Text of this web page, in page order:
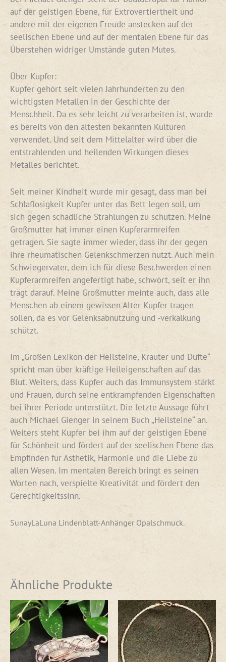
auf der geistigen Ebene, für Extrovertiertheit und
andere mit der eigenen Freude anstecken auf der
seelischen Ebene und auf der mentalen Ebene für das
Überstehen widriger Umstände guten Mutes.
Über Kupfer:
Kupfer gehört seit vielen Jahrhunderten zu den
wichtigsten Metallen in der Geschichte der
Menschheit. Da es sehr leicht zu verarbeiten ist, wurde
es bereits von den ältesten bekannten Kulturen
verwendet. Und seit dem Mittelalter wird über die
entstrahlenden und heilenden Wirkungen dieses
Metalles berichtet.
Seit meiner Kindheit wurde mir gesagt, dass man bei
Schlaflosigkeit Kupfer unter das Bett legen soll, um
sich gegen schädliche Strahlungen zu schützen. Meine
Großmutter hat immer einen Kupferarmreifen
getragen. Sie sagte immer wieder, dass ihr der gegen
ihre rheumatischen Gelenkschmerzen nutzt. Auch mein
Schwiegervater, dem ich für diese Beschwerden einen
Kupferarmreifen angefertigt habe, schwört, seit er ihn
trägt darauf. Meine Großmutter meinte auch, dass alle
Menschen ab einem gewissen Alter Kupfer tragen
sollen, da es vor Gelenksabnützung und -verkalkung
schützt.
Im „Großen Lexikon der Heilsteine, Kräuter und Düfte“
spricht man über kräftige Heileigenschaften auf das
Blut. Weiters, dass Kupfer auch das Immunsystem stärkt
und Frauen, durch seine entkrampfenden Eigenschaften
bei ihrer Periode unterstützt. Die letzte Aussage führt
auch Michael Gienger in seinem Buch „Heilsteine“ an.
Weiters steht Kupfer bei ihm auf der geistigen Ebene
für Schönheit und fördert auf der seelischen Ebene das
Empfinden für Ästhetik, Harmonie und die Liebe zu
allen Wesen. Im mentalen Bereich bringt es seinen
Worten nach, verspielte Kreativität und fördert den
Gerechtigkeitssinn.
SunayLaLuna Lindenblatt-Anhänger Opalschmuck.
Ähnliche Produkte